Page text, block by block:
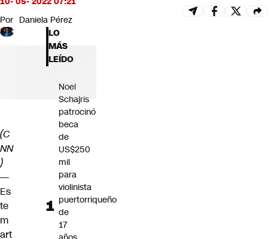
Por Daniela Pérez
(C
NN
)
—
Es
te
m
art
LO
MÁS
LEÍDO
Noel
Schajris
patrocinó
beca
de
US$250
mil
para
violinista
puertorriqueño
de
17